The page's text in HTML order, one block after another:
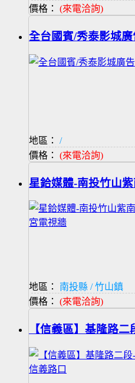
價格： (來電洽詢)
全台國賓/秀泰影城廣
地區：
/
價格： (來電洽詢)
星鉿媒體-南投竹山
地區：
南投縣 / 竹山鎮
價格： (來電洽詢)
【信義區】基隆路二